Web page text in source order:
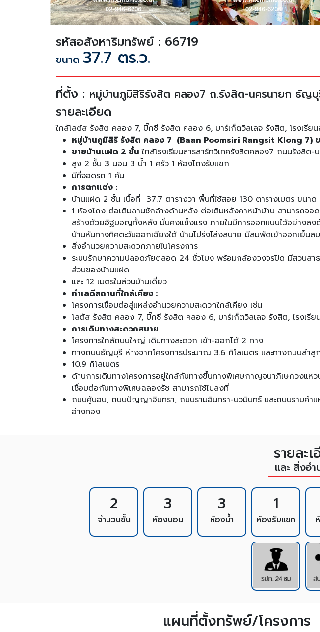
รหัสอสังหาริมทรัพย์ : 66719
ขนาด 37.7 ตร.ว.
ที่ตั้ง : หมู่บ้านภูมิสิริรังสิต คลอง7 ถ.รังสิต-นครนายก ธัญบุ
รายละเอียด
ใกล้โลตัส รังสิต คลอง 7, บิ๊กซี รังสิต คลอง 6, มาร์เก็ตวิลเลจ รังสิต, โรงเรียน
หมู่บ้านภูมิสิริ รังสิต คลอง 7 (Baan Poomsiri Rangsit Klong 7) ข
ขายบ้านเเฝด 2 ชั้นใกล้โรงเรียนสารสาร์ทวิเทศรังสิตคลอง7 ถนนรั
สูง 2 ชั้น 3 นอน 3 น้ำ 1 ครัว 1 ห้องโถงรับแขก
มีที่จอดรถ 1 คัน
การตกแต่ง :
บ้านแฝด 2 ชั้น เนื้อที่ 37.7 ตารางวา พื้นที่ใช้สอย 130 ตารางเมตร ขนา
1 ห้องโถง ต่อเติมลานชักล้างด้านหลัง ต่อเติมหลังคาหน้าบ้าน สามารถจ
สร้างด้วยอิฐมอญทั้งหลัง มั่นคงแข็งแรง ภายในมีการออกแบบไว้อย่างลง
บ้านหันทางทิศตะวันออกเฉียงใต้ บ้านโปร่งโล่งสบาย มีลมพัดเข้าออกเย็นส
สิ่งอำนวยความสะดวกภายในโครงการ
ระบบรักษาความปลอดภัยตลอด 24 ชั่วโมง พร้อมกล้องวงจรปิด มีสวนสา
ส่วนของบ้านแฝด
และ 12 เมตรในส่วนบ้านเดี่ยว
ทำเลดีสถานที่ใกล้เคียง :
โครงการเชื่อมต่อสู่แหล่งอำนวยความสะดวกใกล้เคียง เช่น
โลตัส รังสิต คลอง 7, บิ๊กซี รังสิต คลอง 6, มาร์เก็ตวิลเลจ รังสิต, โรงเรี
การเดินทางสะดวกสบาย
โครงการใกล้ถนนใหญ่ เดินทางสะดวก เข้า-ออกได้ 2 ทาง
ทางถนนธัญบุรี ห่างจากโครงการประมาณ 3.6 กิโลเมตร และทางถนนลำลู
10.9 กิโลเมตร
ด้านการเดินทางโครงการอยู่ใกล้กับทางขึ้นทางพิเศษกาญจนาภิเษกวงแ
เชื่อมต่อกับทางพิเศษฉลองรัช สามารถใช้ไปลงที่
ถนนคู้บอน, ถนนปัญญาอินทรา, ถนนรามอินทรา-นวมินทร์ และถนนรามคำ
อ่างทอง
รายละ
และ สิ่งอ
2
จำนวนชั้น
3
ห้องนอน
3
ห้องน้ำ
1
ห้องรับแขก
แผนที่ตั้งทรัพย์/โครงการ